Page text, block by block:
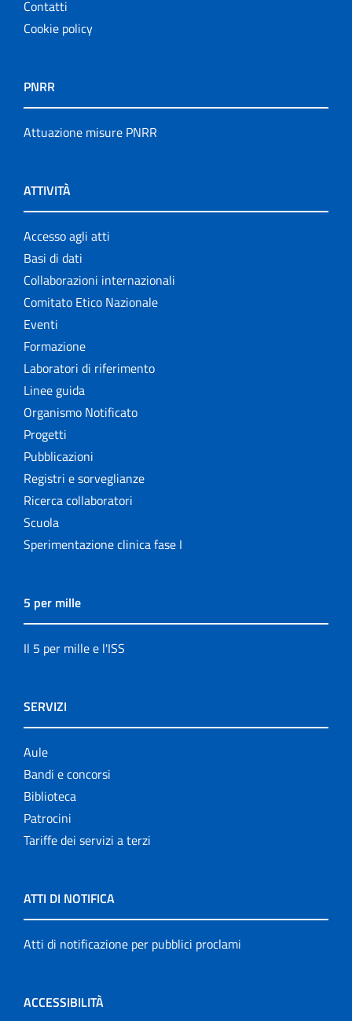
Contatti
Cookie policy
PNRR
Attuazione misure PNRR
ATTIVITÀ
Accesso agli atti
Basi di dati
Collaborazioni internazionali
Comitato Etico Nazionale
Eventi
Formazione
Laboratori di riferimento
Linee guida
Organismo Notificato
Progetti
Pubblicazioni
Registri e sorveglianze
Ricerca collaboratori
Scuola
Sperimentazione clinica fase I
5 per mille
Il 5 per mille e l'ISS
SERVIZI
Aule
Bandi e concorsi
Biblioteca
Patrocini
Tariffe dei servizi a terzi
ATTI DI NOTIFICA
Atti di notificazione per pubblici proclami
ACCESSIBILITÀ